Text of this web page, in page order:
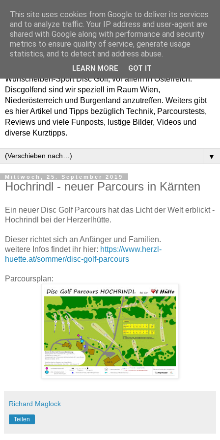
Enjoy Disc Golf and let
your Putterfly
Auf putterfly.at dreht sich alles um den Frisbee- bzw.
Wurfscheiben-Sport Disc Golf, vor allem in Österreich.
Discgolfend sind wir speziell im Raum Wien,
Niederösterreich und Burgenland anzutreffen. Weiters gibt
es hier Artikel und Tipps bezüglich Technik, Parcourstests,
Reviews und viele Funposts, lustige Bilder, Videos und
diverse Kurztipps.
▼
Mittwoch, 25. September 2019
Hochrindl - neuer Parcours in Kärnten
Ein neuer Disc Golf Parcours hat das Licht der Welt erblickt -
Hochrindl bei der Herzerlhütte.
Dieser richtet sich an Anfänger und Familien.
weitere Infos findet ihr hier: https://www.herzl-
huette.at/sommer/disc-golf-parcours
Parcoursplan:
Richard Maglock
Teilen
This site uses cookies from Google to deliver its services
and to analyze traffic. Your IP address and user-agent are
shared with Google along with performance and security
metrics to ensure quality of service, generate usage
statistics, and to detect and address abuse.
LEARN MORE GOT IT